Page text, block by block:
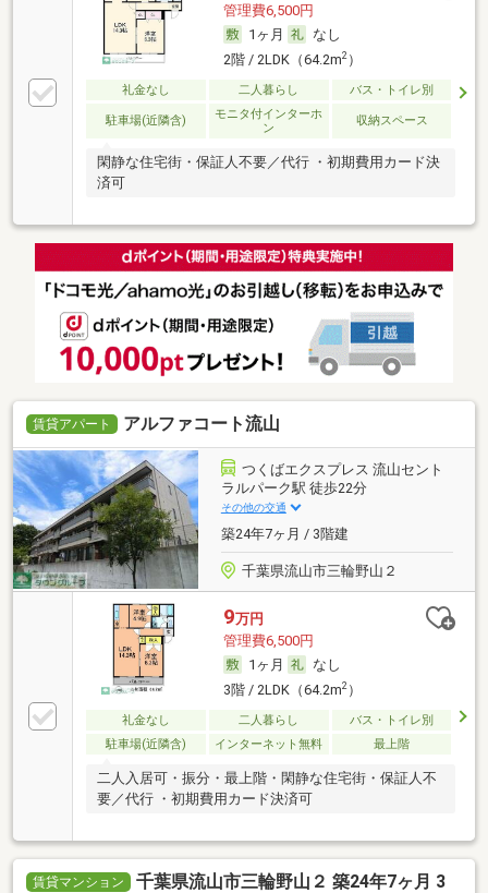
管理費6,500円
1ヶ月
なし
2階 / 2LDK（64.2m2）
礼金なし 二人暮らし バス・トイレ別
駐車場(近隣含)
モニタ付インターホ
ン
収納スペース
閑静な住宅街・保証人不要／代行 ・初期費用カード決
済可
賃貸アパート アルファコート流山
つくばエクスプレス 流山セント
ラルパーク駅 徒歩22分
その他の交通
築24年7ヶ月 / 3階建
千葉県流山市三輪野山２
9万円
管理費6,500円
1ヶ月
なし
3階 / 2LDK（64.2m2）
礼金なし 二人暮らし
バス・トイレ別
駐車場(近隣含)
インターネット無料 最上階
二人入居可・振分・最上階・閑静な住宅街・保証人不
要／代行 ・初期費用カード決済可
賃貸マンション
千葉県流山市三輪野山２ 築24年7ヶ月 3